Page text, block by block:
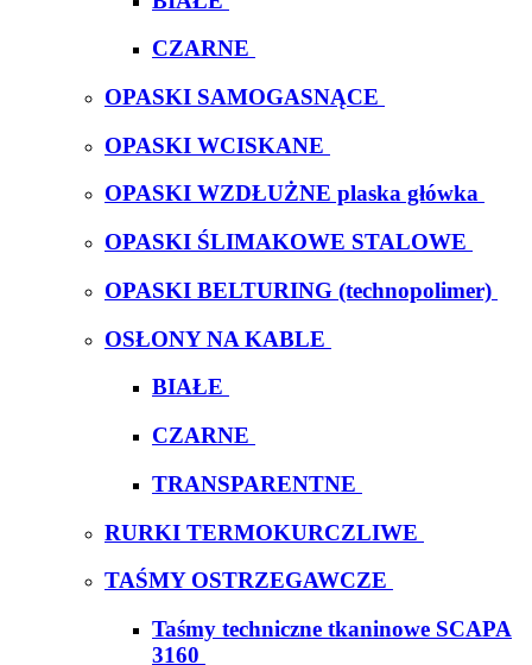
CZARNE
OPASKI SAMOGASNĄCE
OPASKI WCISKANE
OPASKI WZDŁUŻNE plaska główka
OPASKI ŚLIMAKOWE STALOWE
OPASKI BELTURING (technopolimer)
OSŁONY NA KABLE
BIAŁE
CZARNE
TRANSPARENTNE
RURKI TERMOKURCZLIWE
TAŚMY OSTRZEGAWCZE
Taśmy techniczne tkaninowe SCAPA
3160